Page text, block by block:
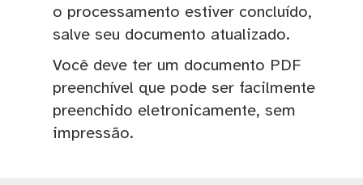
o processamento estiver concluído,
salve seu documento atualizado.
Você deve ter um documento PDF
preenchível que pode ser facilmente
preenchido eletronicamente, sem
impressão.